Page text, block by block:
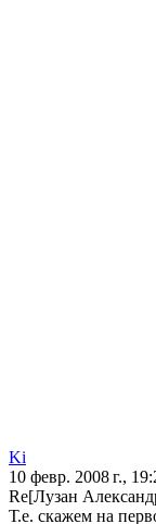
Ki
10 февр. 2008 г.,
Re[Лузан
Т.е. скажем на